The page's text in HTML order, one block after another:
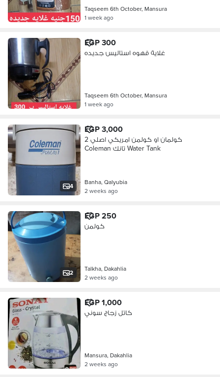
Taqseem 6th October, Mansura
1 week ago
EGP 300
غلاية قهوه استاليس جديده
Taqseem 6th October, Mansura
1 week ago
4
EGP 3,000
2 كولمان او كولمن امريكي اصلي
Coleman تانك Water Tank
Banha, Qalyubia
2 weeks ago
2
EGP 250
كولمن
Talkha, Dakahlia
2 weeks ago
EGP 1,000
كاتل زجاج سوني
Mansura, Dakahlia
2 weeks ago